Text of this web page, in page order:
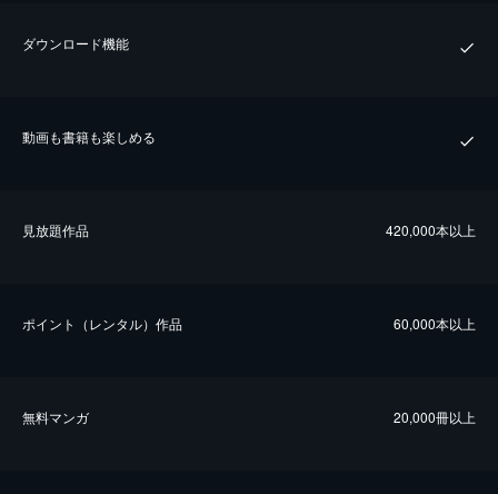
ダウンロード機能
動画も書籍も楽しめる
⾒放題作品 420,000本以上
ポイント（レンタル）作品 60,000本以上
無料マンガ 20,000冊以上